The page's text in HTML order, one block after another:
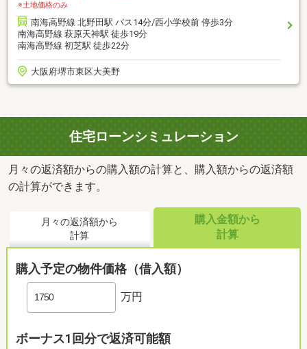
※土地価格のみ
南海高野線 北野田駅 バス14分/西小学校前 停歩3分
南海高野線 萩原天神駅 徒歩19分
南海高野線 初芝駅 徒歩22分
大阪府堺市東区大美野
住宅ローンシミュレーション
月々の返済額からの購入額の計算と、購入額からの返済額
の計算ができます。
月々の返済額から
計算
購入金額から
計算
購入予定の物件価格（借入額）
万円
ボーナス1回分で返済可能額